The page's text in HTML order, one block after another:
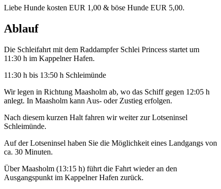
Liebe Hunde kosten EUR 1,00 & böse Hunde EUR 5,00.
Ablauf
Die Schleifahrt mit dem Raddampfer Schlei Princess startet um
11:30 h im Kappelner Hafen.
11:30 h bis 13:50 h Schleimünde
Wir legen in Richtung Maasholm ab, wo das Schiff gegen 12:05 h
anlegt. In Maasholm kann Aus- oder Zustieg erfolgen.
Nach diesem kurzen Halt fahren wir weiter zur Lotseninsel
Schleimünde.
Auf der Lotseninsel haben Sie die Möglichkeit eines Landgangs von
ca. 30 Minuten.
Über Maasholm (13:15 h) führt die Fahrt wieder an den
Ausgangspunkt im Kappelner Hafen zurück.